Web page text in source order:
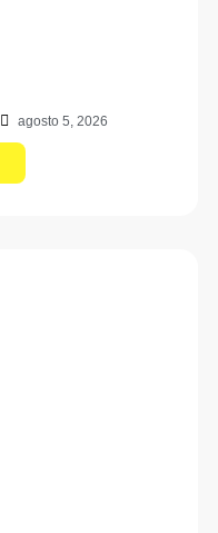
agosto 5, 2026